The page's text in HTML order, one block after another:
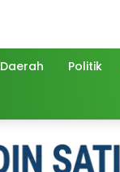
Daerah Politik